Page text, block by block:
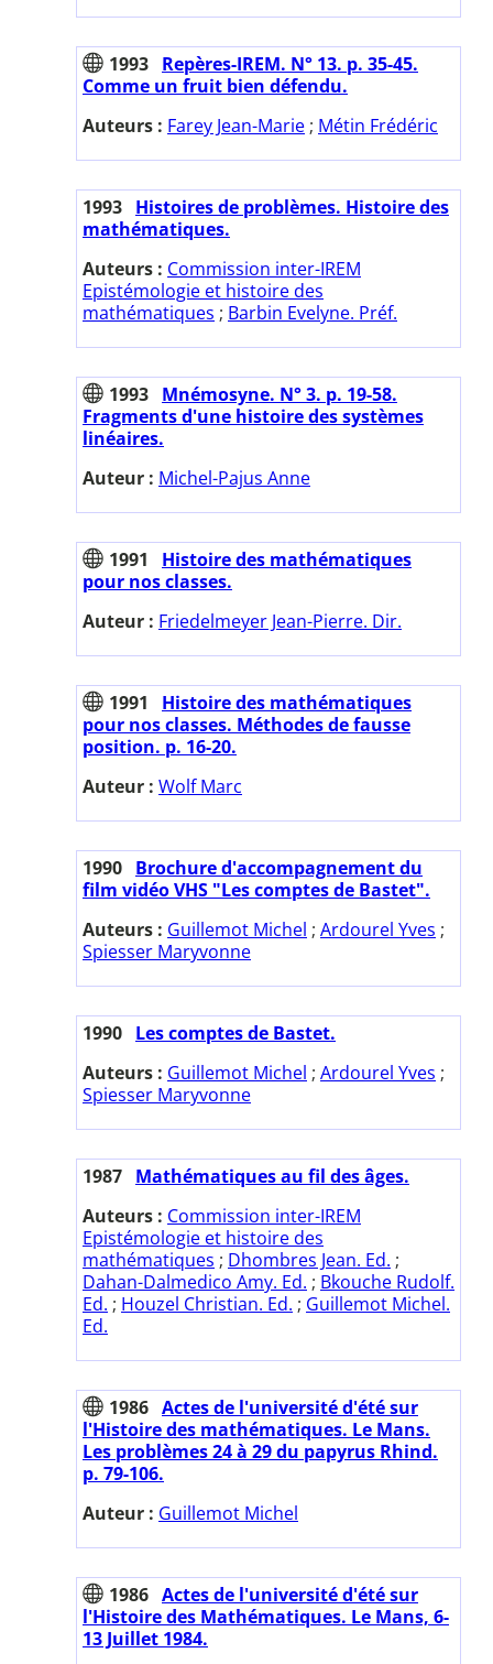
1993 Repères-IREM. N° 13. p. 35-45.
Comme un fruit bien défendu.
Auteurs : Farey Jean-Marie ; Métin Frédéric
1993 Histoires de problèmes. Histoire des
mathématiques.
Auteurs : Commission inter-IREM
Epistémologie et histoire des
mathématiques ; Barbin Evelyne. Préf.
1993 Mnémosyne. N° 3. p. 19-58.
Fragments d'une histoire des systèmes
linéaires.
Auteur : Michel-Pajus Anne
1991
Histoire des mathématiques
pour nos classes.
Auteur : Friedelmeyer Jean-Pierre. Dir.
1991
Histoire des mathématiques
pour nos classes. Méthodes de fausse
position. p. 16-20.
Auteur : Wolf Marc
1990 Brochure d'accompagnement du
film vidéo VHS "Les comptes de Bastet".
Auteurs : Guillemot Michel ; Ardourel Yves ;
Spiesser Maryvonne
1990 Les comptes de Bastet.
Auteurs : Guillemot Michel ; Ardourel Yves ;
Spiesser Maryvonne
1987 Mathématiques au fil des âges.
Auteurs : Commission inter-IREM
Epistémologie et histoire des
mathématiques ; Dhombres Jean. Ed. ;
Dahan-Dalmedico Amy. Ed. ; Bkouche Rudolf.
Ed. ; Houzel Christian. Ed. ; Guillemot Michel.
Ed.
1986 Actes de l'université d'été sur
l'Histoire des mathématiques. Le Mans.
Les problèmes 24 à 29 du papyrus Rhind.
p. 79-106.
Auteur : Guillemot Michel
1986 Actes de l'université d'été sur
l'Histoire des Mathématiques. Le Mans, 6-
13 Juillet 1984.